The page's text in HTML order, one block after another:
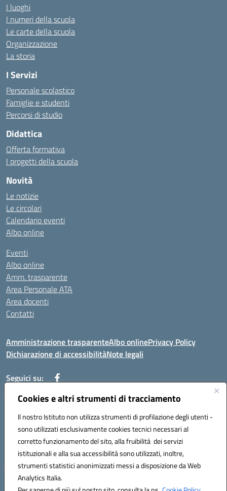
Cookies e altri strumenti di tracciamento
Il nostro Istituto non utilizza strumenti di profilazione degli utenti -
sono utilizzati esclusivamente cookies tecnici necessari al
corretto funzionamento del sito, alla fruibilità dei servizi
istituzionali e alla sua accessibilità sono utilizzati, inoltre,
strumenti statistici anonimizzati messi a disposizione da Web
Analytics Italia.
I luoghi
I numeri della scuola
Le carte della scuola
Organizzazione
La storia
I Servizi
Personale scolastico
Famiglie e studenti
Percorsi di studio
Didattica
Offerta formativa
I progetti della scuola
Novità
Le notizie
Le circolari
Calendario eventi
Albo online
Eventi
Albo online
Amm. trasparente
Area Personale ATA
Area docenti
Contatti
Amministrazione trasparenteAlbo onlinePrivacy Policy
Dichiarazione di accessibilitàNote legali
Seguici su:
Indirizzo: VIA BRECCIAME, 46 - 81024 MADDALONI (CE)
Mail: CEIC8AU001@istruzione.it - Pec: CEIC8AU001@pec.istruzione.it -
Telefono: 0823408721
Meccanografico: CEIC8AU001
Codice fiscale: 93086080616
Hosting & Powered by 3D Solution S.r.l.